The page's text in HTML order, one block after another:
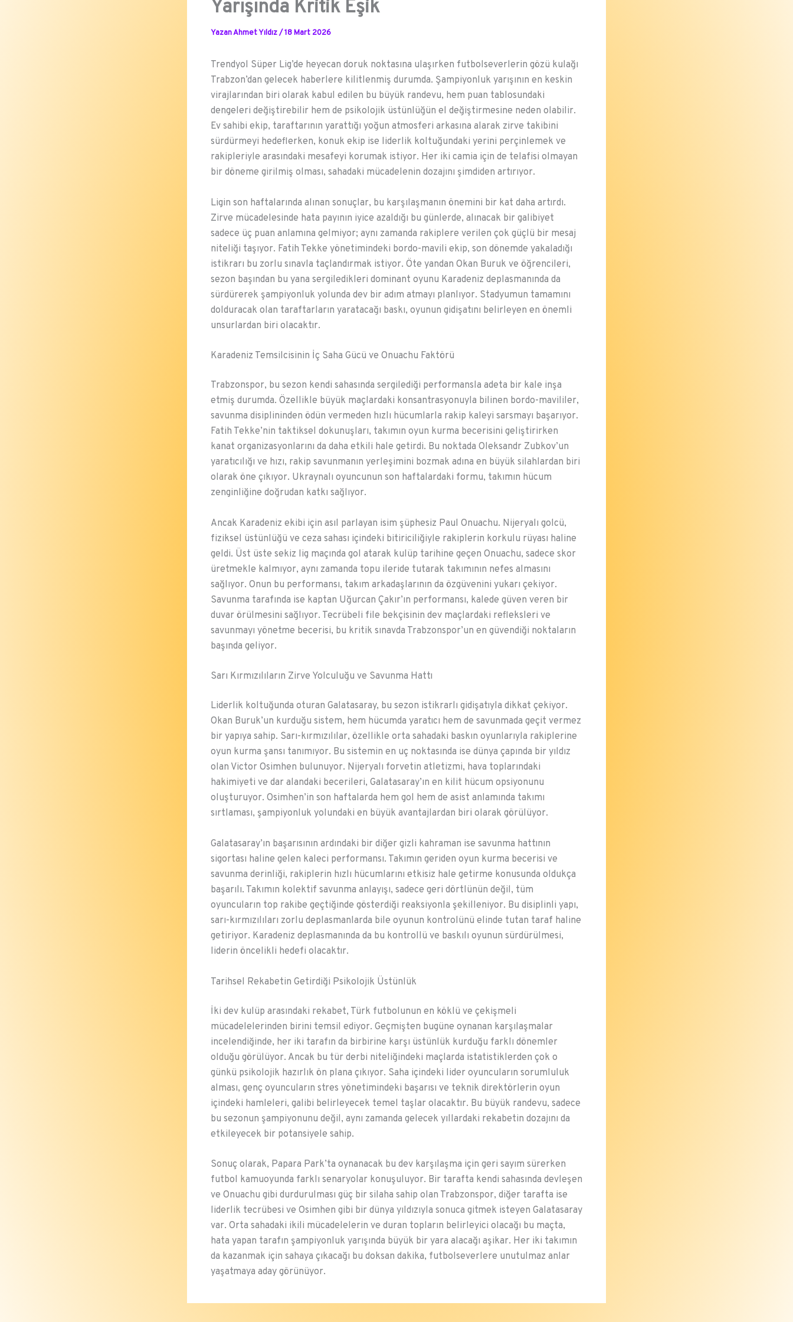
Yarışında Kritik Eşik
YazanAhmet Yıldız/18 Mart 2026
Trendyol Süper Lig’de heyecan doruk noktasına ulaşırken futbolseverlerin gözü kulağı
Trabzon’dan gelecek haberlere kilitlenmiş durumda. Şampiyonluk yarışının en keskin
virajlarından biri olarak kabul edilen bu büyük randevu, hem puan tablosundaki
dengeleri değiştirebilir hem de psikolojik üstünlüğün el değiştirmesine neden olabilir.
Ev sahibi ekip, taraftarının yarattığı yoğun atmosferi arkasına alarak zirve takibini
sürdürmeyi hedeflerken, konuk ekip ise liderlik koltuğundaki yerini perçinlemek ve
rakipleriyle arasındaki mesafeyi korumak istiyor. Her iki camia için de telafisi olmayan
bir döneme girilmiş olması, sahadaki mücadelenin dozajını şimdiden artırıyor.
Ligin son haftalarında alınan sonuçlar, bu karşılaşmanın önemini bir kat daha artırdı.
Zirve mücadelesinde hata payının iyice azaldığı bu günlerde, alınacak bir galibiyet
sadece üç puan anlamına gelmiyor; aynı zamanda rakiplere verilen çok güçlü bir mesaj
niteliği taşıyor. Fatih Tekke yönetimindeki bordo-mavili ekip, son dönemde yakaladığı
istikrarı bu zorlu sınavla taçlandırmak istiyor. Öte yandan Okan Buruk ve öğrencileri,
sezon başından bu yana sergiledikleri dominant oyunu Karadeniz deplasmanında da
sürdürerek şampiyonluk yolunda dev bir adım atmayı planlıyor. Stadyumun tamamını
dolduracak olan taraftarların yaratacağı baskı, oyunun gidişatını belirleyen en önemli
unsurlardan biri olacaktır.
Karadeniz Temsilcisinin İç Saha Gücü ve Onuachu Faktörü
Trabzonspor, bu sezon kendi sahasında sergilediği performansla adeta bir kale inşa
etmiş durumda. Özellikle büyük maçlardaki konsantrasyonuyla bilinen bordo-mavililer,
savunma disiplininden ödün vermeden hızlı hücumlarla rakip kaleyi sarsmayı başarıyor.
Fatih Tekke’nin taktiksel dokunuşları, takımın oyun kurma becerisini geliştirirken
kanat organizasyonlarını da daha etkili hale getirdi. Bu noktada Oleksandr Zubkov’un
yaratıcılığı ve hızı, rakip savunmanın yerleşimini bozmak adına en büyük silahlardan biri
olarak öne çıkıyor. Ukraynalı oyuncunun son haftalardaki formu, takımın hücum
zenginliğine doğrudan katkı sağlıyor.
Ancak Karadeniz ekibi için asıl parlayan isim şüphesiz Paul Onuachu. Nijeryalı golcü,
fiziksel üstünlüğü ve ceza sahası içindeki bitiriciliğiyle rakiplerin korkulu rüyası haline
geldi. Üst üste sekiz lig maçında gol atarak kulüp tarihine geçen Onuachu, sadece skor
üretmekle kalmıyor, aynı zamanda topu ileride tutarak takımının nefes almasını
sağlıyor. Onun bu performansı, takım arkadaşlarının da özgüvenini yukarı çekiyor.
Savunma tarafında ise kaptan Uğurcan Çakır’ın performansı, kalede güven veren bir
duvar örülmesini sağlıyor. Tecrübeli file bekçisinin dev maçlardaki refleksleri ve
savunmayı yönetme becerisi, bu kritik sınavda Trabzonspor’un en güvendiği noktaların
başında geliyor.
Sarı Kırmızılıların Zirve Yolculuğu ve Savunma Hattı
Liderlik koltuğunda oturan Galatasaray, bu sezon istikrarlı gidişatıyla dikkat çekiyor.
Okan Buruk’un kurduğu sistem, hem hücumda yaratıcı hem de savunmada geçit vermez
bir yapıya sahip. Sarı-kırmızılılar, özellikle orta sahadaki baskın oyunlarıyla rakiplerine
oyun kurma şansı tanımıyor. Bu sistemin en uç noktasında ise dünya çapında bir yıldız
olan Victor Osimhen bulunuyor. Nijeryalı forvetin atletizmi, hava toplarındaki
hakimiyeti ve dar alandaki becerileri, Galatasaray’ın en kilit hücum opsiyonunu
oluşturuyor. Osimhen’in son haftalarda hem gol hem de asist anlamında takımı
sırtlaması, şampiyonluk yolundaki en büyük avantajlardan biri olarak görülüyor.
Galatasaray’ın başarısının ardındaki bir diğer gizli kahraman ise savunma hattının
sigortası haline gelen kaleci performansı. Takımın geriden oyun kurma becerisi ve
savunma derinliği, rakiplerin hızlı hücumlarını etkisiz hale getirme konusunda oldukça
başarılı. Takımın kolektif savunma anlayışı, sadece geri dörtlünün değil, tüm
oyuncuların top rakibe geçtiğinde gösterdiği reaksiyonla şekilleniyor. Bu disiplinli yapı,
sarı-kırmızılıları zorlu deplasmanlarda bile oyunun kontrolünü elinde tutan taraf haline
getiriyor. Karadeniz deplasmanında da bu kontrollü ve baskılı oyunun sürdürülmesi,
liderin öncelikli hedefi olacaktır.
Tarihsel Rekabetin Getirdiği Psikolojik Üstünlük
İki dev kulüp arasındaki rekabet, Türk futbolunun en köklü ve çekişmeli
mücadelelerinden birini temsil ediyor. Geçmişten bugüne oynanan karşılaşmalar
incelendiğinde, her iki tarafın da birbirine karşı üstünlük kurduğu farklı dönemler
olduğu görülüyor. Ancak bu tür derbi niteliğindeki maçlarda istatistiklerden çok o
günkü psikolojik hazırlık ön plana çıkıyor. Saha içindeki lider oyuncuların sorumluluk
alması, genç oyuncuların stres yönetimindeki başarısı ve teknik direktörlerin oyun
içindeki hamleleri, galibi belirleyecek temel taşlar olacaktır. Bu büyük randevu, sadece
bu sezonun şampiyonunu değil, aynı zamanda gelecek yıllardaki rekabetin dozajını da
etkileyecek bir potansiyele sahip.
Sonuç olarak, Papara Park’ta oynanacak bu dev karşılaşma için geri sayım sürerken
futbol kamuoyunda farklı senaryolar konuşuluyor. Bir tarafta kendi sahasında devleşen
ve Onuachu gibi durdurulması güç bir silaha sahip olan Trabzonspor, diğer tarafta ise
liderlik tecrübesi ve Osimhen gibi bir dünya yıldızıyla sonuca gitmek isteyen Galatasaray
var. Orta sahadaki ikili mücadelelerin ve duran topların belirleyici olacağı bu maçta,
hata yapan tarafın şampiyonluk yarışında büyük bir yara alacağı aşikar. Her iki takımın
da kazanmak için sahaya çıkacağı bu doksan dakika, futbolseverlere unutulmaz anlar
yaşatmaya aday görünüyor.